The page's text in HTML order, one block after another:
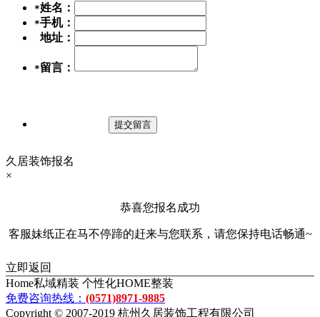
*姓名：
*手机：
地址：
*留言：
久居装饰报名
×
恭喜您报名成功
客服妹纸正在马不停蹄的赶来与您联系，请您保持电话畅通~
立即返回
Home私域精装 个性化HOME整装
免费咨询热线： (0571)8971-9885
Copyright © 2007-2019 杭州久居装饰工程有限公司